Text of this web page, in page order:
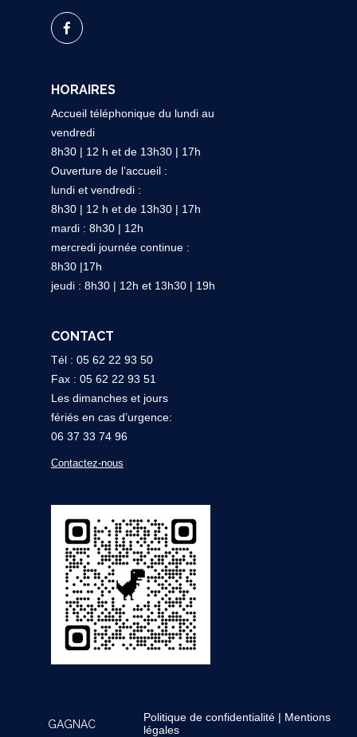
HORAIRES
Accueil téléphonique du lundi au
vendredi
8h30 | 12 h et de 13h30 | 17h
Ouverture de l’accueil :
lundi et vendredi :
8h30 | 12 h et de 13h30 | 17h
mardi : 8h30 | 12h
mercredi journée continue :
8h30 |17h
jeudi : 8h30 | 12h et 13h30 | 19h
CONTACT
Tél : 05 62 22 93 50
Fax : 05 62 22 93 51
Les dimanches et jours
fériés en cas d’urgence:
06 37 33 74 96
Contactez-nous
GAGNAC
Politique de confidentialité| Mentions
légales